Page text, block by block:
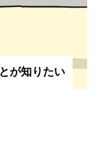
が知りたい